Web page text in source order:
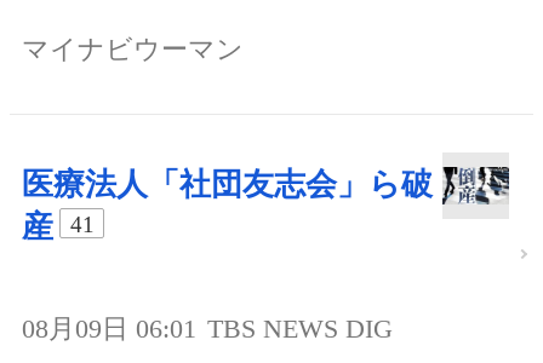
マイナビウーマン
医療法人「社団友志会」ら破
産
41
08月09日 06:01 TBS NEWS DIG